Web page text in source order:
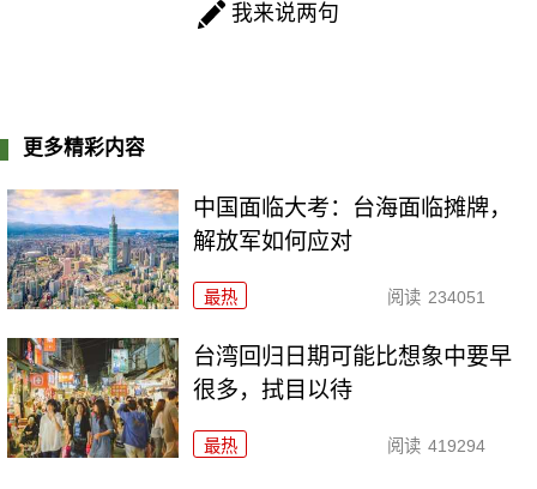
我来说两句
更多精彩内容
中国面临大考：台海面临摊牌，
解放军如何应对
最热 阅读 234051
台湾回归日期可能比想象中要早
很多，拭目以待
最热 阅读 419294